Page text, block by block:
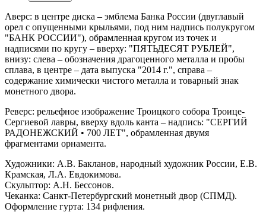
Аверс: в центре диска – эмблема Банка России (двуглавый
орел с опущенными крыльями, под ним надпись полукругом
"БАНК РОССИИ"), обрамленная кругом из точек и
надписями по кругу – вверху: "ПЯТЬДЕСЯТ РУБЛЕЙ",
внизу: слева – обозначения драгоценного металла и пробы
сплава, в центре – дата выпуска "2014 г.", справа –
содержание химически чистого металла и товарный знак
монетного двора.
Реверс: рельефное изображение Троицкого собора Троице-
Сергиевой лавры, вверху вдоль канта – надпись: "СЕРГИЙ
РАДОНЕЖСКИЙ • 700 ЛЕТ", обрамленная двумя
фрагментами орнамента.
Художники: А.В. Бакланов, народный художник России, Е.В.
Крамская, Л.А. Евдокимова.
Скульптор: А.Н. Бессонов.
Чеканка: Санкт-Петербургский монетный двор (СПМД).
Оформление гурта: 134 рифления.